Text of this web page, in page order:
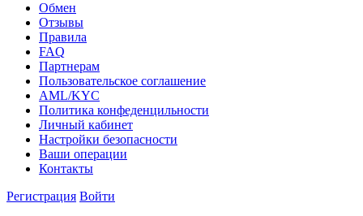
Обмен
Отзывы
Правила
FAQ
Партнерам
Пользовательское соглашение
AML/KYC
Политика конфеденцильности
Личный кабинет
Настройки безопасности
Ваши операции
Контакты
Регистрация Войти